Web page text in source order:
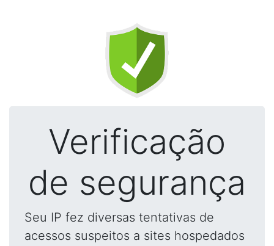
Verificação
de segurança
Seu IP fez diversas tentativas de
acessos suspeitos a sites hospedados